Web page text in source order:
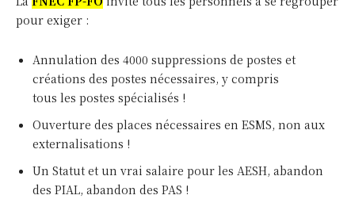
pour exiger :
Annulation des 4000 suppressions de postes et
créations des postes nécessaires, y compris
tous les postes spécialisés !
Ouverture des places nécessaires en ESMS, non aux
externalisations !
Un Statut et un vrai salaire pour les AESH, abandon
des PIAL, abandon des PAS !